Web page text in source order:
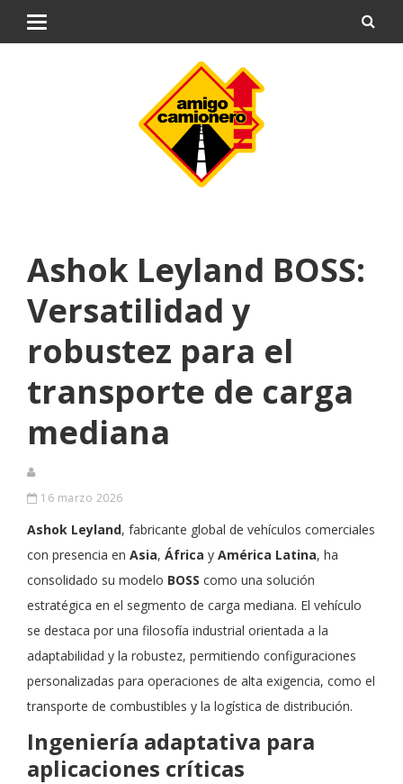
Ashok Leyland BOSS:
Versatilidad y
robustez para el
transporte de carga
mediana
16 marzo 2026
Ashok Leyland, fabricante global de vehículos comerciales
con presencia en Asia, África y América Latina, ha
consolidado su modelo BOSS como una solución
estratégica en el segmento de carga mediana. El vehículo
se destaca por una filosofía industrial orientada a la
adaptabilidad y la robustez, permitiendo configuraciones
personalizadas para operaciones de alta exigencia, como el
transporte de combustibles y la logística de distribución.
Ingeniería adaptativa para
aplicaciones críticas